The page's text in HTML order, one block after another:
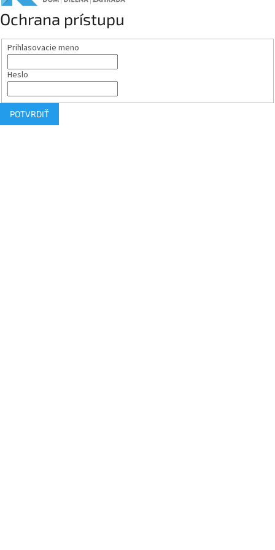
Ochrana prístupu
Prihlasovacie meno
Heslo
POTVRDIŤ